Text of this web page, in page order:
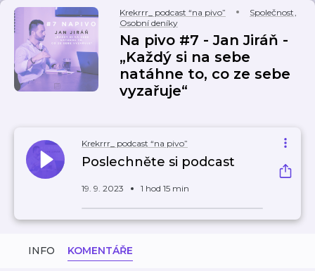
Krekrrr_ podcast “na pivo” Společnost,
Osobní deníky
Na pivo #7 - Jan Jiráň -
„Každý si na sebe
natáhne to, co ze sebe
vyzařuje“
Krekrrr_ podcast “na pivo”
Poslechněte si podcast
19. 9. 2023 1 hod 15 min
INFO KOMENTÁŘE